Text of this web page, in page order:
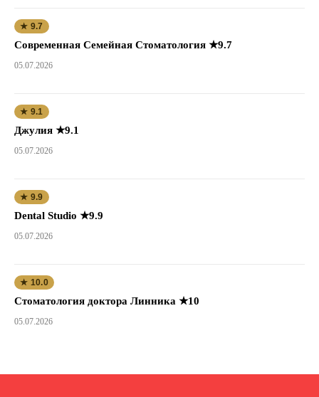
★ 9.7
Современная Семейная Стоматология ★9.7
05.07.2026
★ 9.1
Джулия ★9.1
05.07.2026
★ 9.9
Dental Studio ★9.9
05.07.2026
★ 10.0
Стоматология доктора Линника ★10
05.07.2026